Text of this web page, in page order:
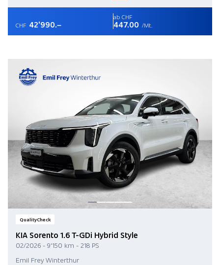
CHF 42'990.–
ab CHF
447.00 /Mt.
QualityCheck
KIA Sorento 1.6 T-GDi Hybrid Style
02/2026 - 9'150 km - 218 PS
Emil Frey Winterthur